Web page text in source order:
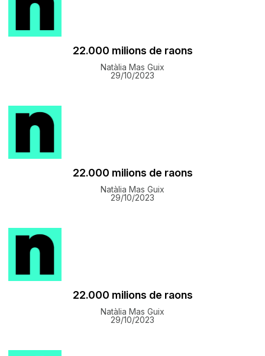
22.000 milions de raons
Natàlia Mas Guix
29/10/2023
22.000 milions de raons
Natàlia Mas Guix
29/10/2023
22.000 milions de raons
Natàlia Mas Guix
29/10/2023